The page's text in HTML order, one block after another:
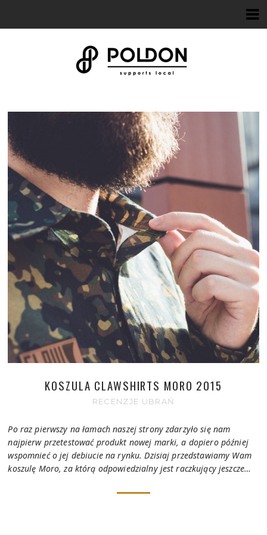
KOSZULA CLAWSHIRTS MORO 2015
RECENZJE UBRAŃ
Po raz pierwszy na łamach naszej strony zdarzyło się nam
najpierw przetestować produkt nowej marki, a dopiero później
wspomnieć o jej debiucie na rynku. Dzisiaj przedstawiamy Wam
koszulę Moro, za którą odpowiedzialny jest raczkujący jeszcze…